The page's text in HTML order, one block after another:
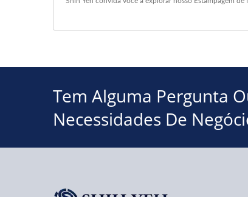
Tem Alguma Pergunta
Necessidades De